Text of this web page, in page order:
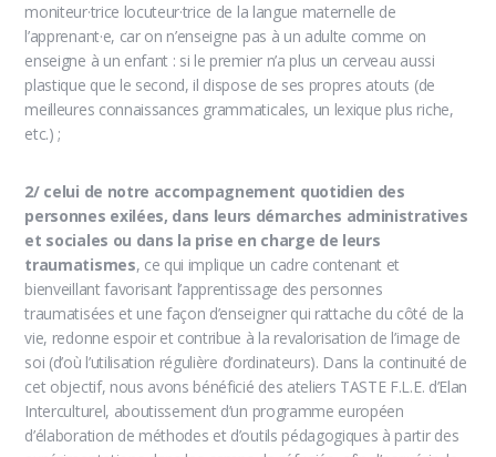
moniteur·trice locuteur·trice de la langue maternelle de
l’apprenant·e, car on n’enseigne pas à un adulte comme on
enseigne à un enfant : si le premier n’a plus un cerveau aussi
plastique que le second, il dispose de ses propres atouts (de
meilleures connaissances grammaticales, un lexique plus riche,
etc.) ;
2/ celui de notre accompagnement quotidien des
personnes exilées, dans leurs démarches administratives
et sociales ou dans la prise en charge de leurs
traumatismes, ce qui implique un cadre contenant et
bienveillant favorisant l’apprentissage des personnes
traumatisées et une façon d’enseigner qui rattache du côté de la
vie, redonne espoir et contribue à la revalorisation de l’image de
soi (d’où l’utilisation régulière d’ordinateurs). Dans la continuité de
cet objectif, nous avons bénéficié des ateliers TASTE F.L.E. d’Elan
Interculturel, aboutissement d’un programme européen
d’élaboration de méthodes et d’outils pédagogiques à partir des